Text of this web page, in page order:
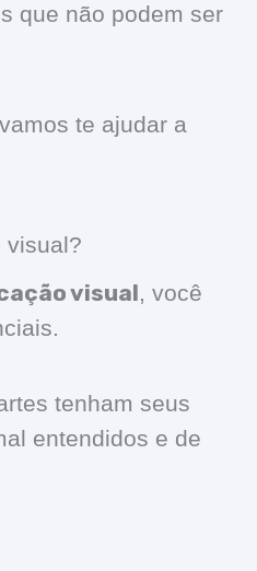
que não podem ser
te ajudar a
visual?
visual, você
tenham seus
entendidos e de